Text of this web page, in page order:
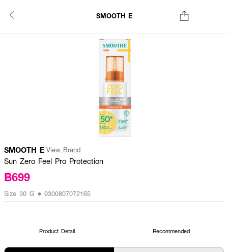
SMOOTH E
SMOOTH E View Brand
Sun Zero Feel Pro Protection
฿699
Size 30 G • 9300807072165
Product Detail Recommended